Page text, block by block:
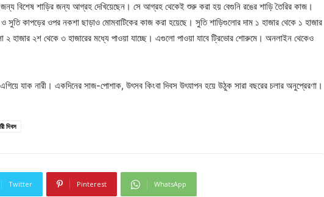
জন্য বিশেষ শাড়ির জন্য আগ্রহ দেখিয়েছেন। সে আগ্রহ থেকেই শুরু করা হয় বেগুনি রঙের শাড়ি তৈরির কাজ।
সুতি কাপড়ের ওপর নকশা ছাড়াও মোমবাটিকের কাজ করা হয়েছে। সুতি শাড়িগুলোর দাম ১ হাজার থেকে ১ হাজার
হাজার ২শ থেকে ৩ হাজারের মধ্যে পাওয়া যাচ্ছে। এগুলো পাওয়া যাবে ট্রিভোর শোরুমে। অনলাইন থেকেও
যাক নারী। একদিনের সাজ-পোশাক, উৎসব কিংবা দিবস উৎযাপন হয়ে উঠুক সারা বছরের চলার অনুপ্রেরণা।
দিবস
Twitter Pinterest WhatsApp